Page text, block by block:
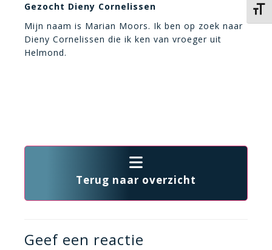
Gezocht Dieny Cornelissen
Mijn naam is Marian Moors. Ik ben op zoek naar
Dieny Cornelissen die ik ken van vroeger uit
Helmond.
Terug naar overzicht
Geef een reactie